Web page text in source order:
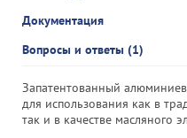
Документация
Вопросы и ответы (1)
Запатентованный
для использования как в
так и в качестве масляного